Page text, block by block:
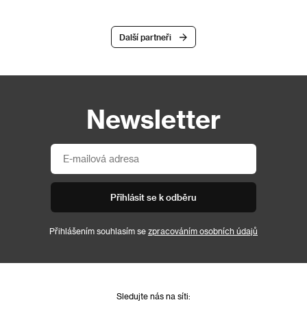
Další partneři
Newsletter
Přihlásit se k odběru
Přihlášením souhlasím se zpracováním osobních údajů
Sledujte nás na síti: